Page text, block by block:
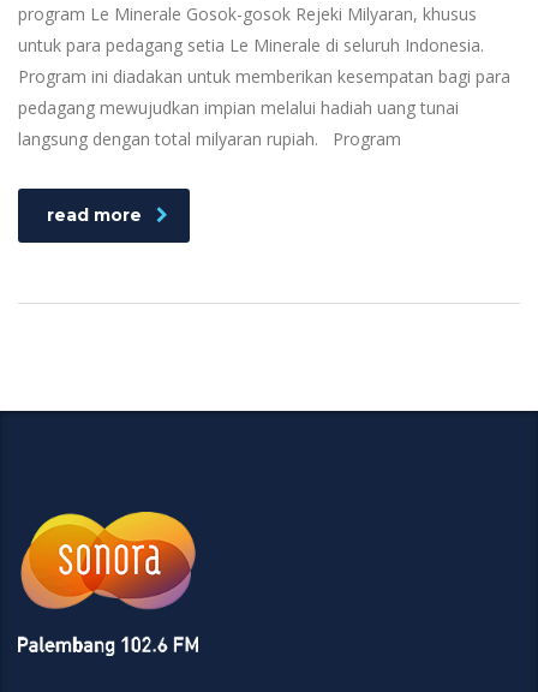
program Le Minerale Gosok-gosok Rejeki Milyaran, khusus
untuk para pedagang setia Le Minerale di seluruh Indonesia.
Program ini diadakan untuk memberikan kesempatan bagi para
pedagang mewujudkan impian melalui hadiah uang tunai
langsung dengan total milyaran rupiah. Program
read more